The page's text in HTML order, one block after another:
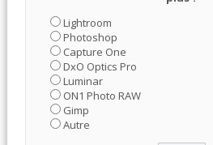
Lightroom
Photoshop
Capture One
DxO Optics Pro
Luminar
ON1 Photo RAW
Gimp
Autre